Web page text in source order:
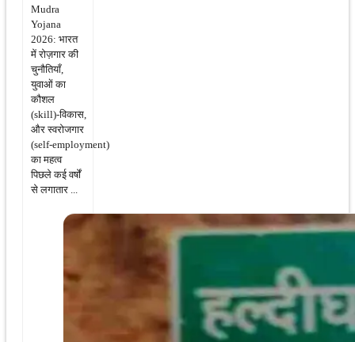
Mudra
Yojana
2026: भारत
में रोज़गार की
चुनौतियाँ,
युवाओं का
कौशल
(skill)‑विकास,
और स्वरोजगार
(self‑employment)
का महत्व
पिछले कई वर्षों
से लगातार ...